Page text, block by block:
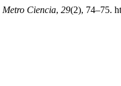
Metro Ciencia, 29(2), 74–75.